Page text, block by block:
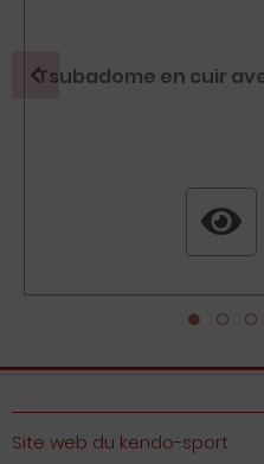
Tsubadome en cuir
Site web du kendo-sport